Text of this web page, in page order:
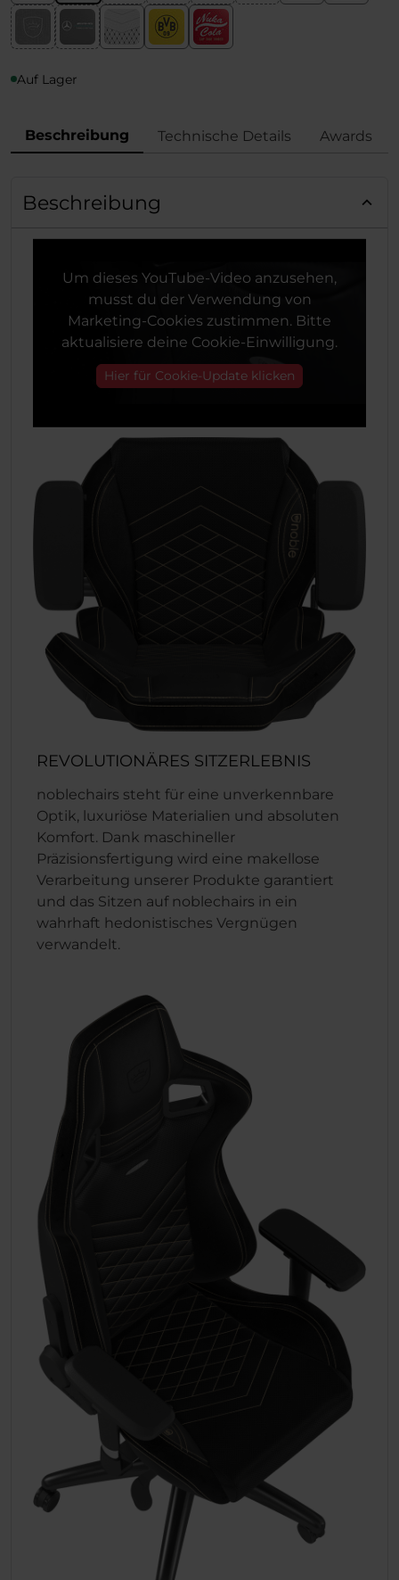
Auf Lager
Beschreibung Technische Details Awards
Beschreibung
Um dieses YouTube-Video anzusehen,
musst du der Verwendung von
Marketing-Cookies zustimmen. Bitte
aktualisiere deine Cookie-Einwilligung.
Hier für Cookie-Update klicken
REVOLUTIONÄRES SITZERLEBNIS
noblechairs steht für eine unverkennbare
Optik, luxuriöse Materialien und absoluten
Komfort. Dank maschineller
Präzisionsfertigung wird eine makellose
Verarbeitung unserer Produkte garantiert
und das Sitzen auf noblechairs in ein
wahrhaft hedonistisches Vergnügen
verwandelt.